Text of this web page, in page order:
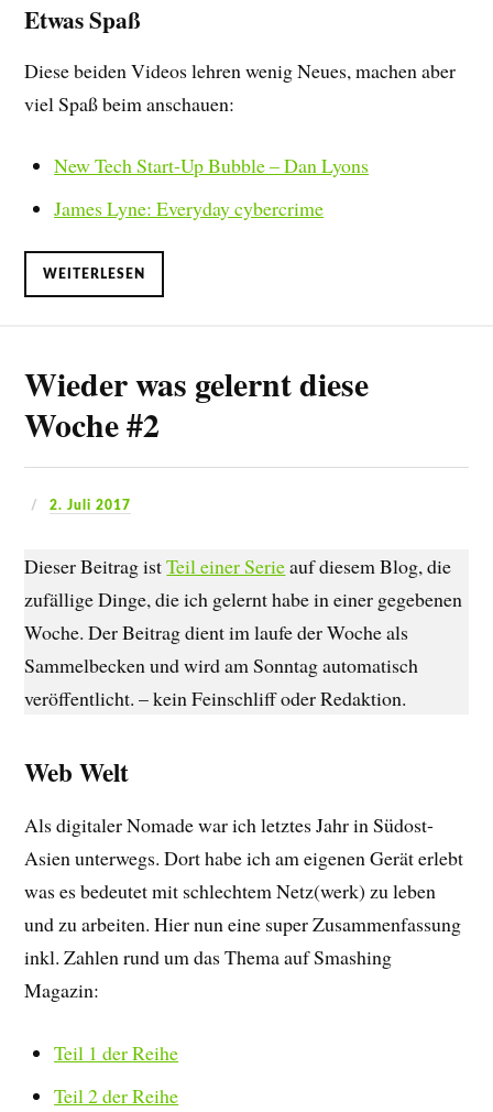
Etwas Spaß
Diese beiden Videos lehren wenig Neues, machen aber
viel Spaß beim anschauen:
New Tech Start-Up Bubble – Dan Lyons
James Lyne: Everyday cybercrime
WEITERLESEN
Wieder was gelernt diese
Woche #2
2. Juli 2017
Dieser Beitrag istTeil einer Serieauf diesem Blog, die
zufällige Dinge, die ich gelernt habe in einer gegebenen
Woche. Der Beitrag dient im laufe der Woche als
Sammelbecken und wird am Sonntag automatisch
veröffentlicht. – kein Feinschliff oder Redaktion.
Web Welt
Als digitaler Nomade war ich letztes Jahr in Südost-
Asien unterwegs. Dort habe ich am eigenen Gerät erlebt
was es bedeutet mit schlechtem Netz(werk) zu leben
und zu arbeiten. Hier nun eine super Zusammenfassung
inkl. Zahlen rund um das Thema auf Smashing
Magazin:
Teil 1 der Reihe
Teil 2 der Reihe